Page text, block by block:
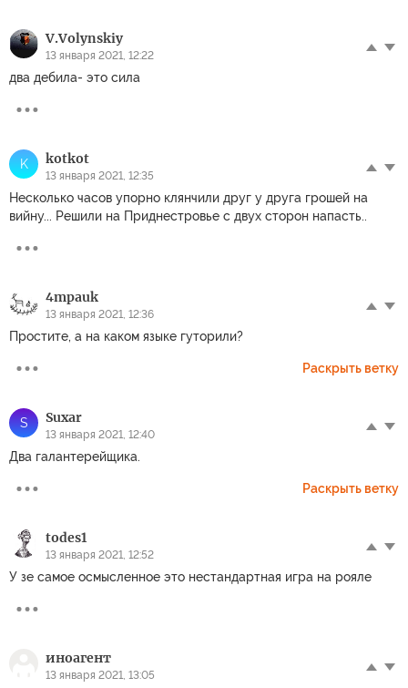
V.Volynskiy
13 января 2021, 12:22
два дебила- это сила
K kotkot
13 января 2021, 12:35
Несколько часов упорно клянчили друг у друга грошей на
вийну... Решили на Приднестровье с двух сторон напасть..
4mpauk
13 января 2021, 12:36
Простите, а на каком языке гуторили?
Раскрыть ветку
S Suxar
13 января 2021, 12:40
Два галантерейщика.
Раскрыть ветку
todes1
13 января 2021, 12:52
У зе самое осмысленное это нестандартная игра на рояле
иноагент
13 января 2021, 13:05